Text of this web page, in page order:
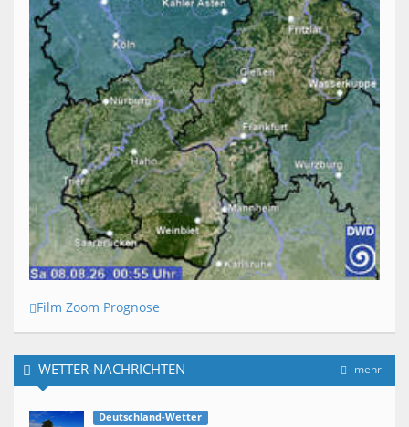
Film Zoom Prognose
mehr
WETTER-NACHRICHTEN
Deutschland-Wetter